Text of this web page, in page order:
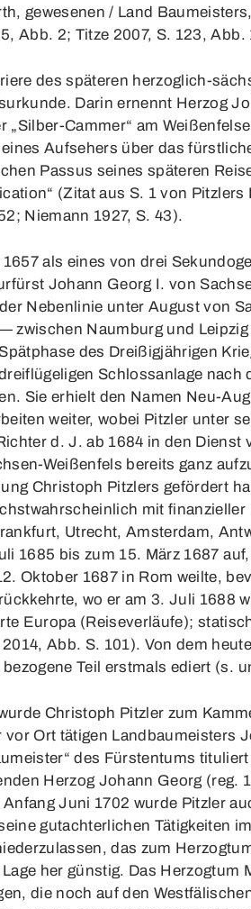
gewesenen / Land
Abb. 2; Titze 2007, S. 123, Abb.
des späteren herzoglich-
Darin ernennt Herzog
„Silber-Cammer“ am
Aufsehers über das
Passus seines späteren
(Zitat aus S. 1 von
Niemann 1927, S. 43).
als eines von drei
Johann Georg I. von
Nebenlinie unter August von
zwischen Naumburg und
des Dreißigjährigen
Schlossanlage
Sie erhielt den Namen Neu-
weiter, wobei Pitzler unter
d. J. ab 1684 in den
Weißenfels bereits ganz
Christoph Pitzlers gefördert
mit
Utrecht, Amsterdam,
1685 bis zum 15. März 1687
Oktober 1687 in Rom weilte,
wo er am 3. Juli 1688
Europa (Reiseverläufe);
Abb. S. 101). Von dem
Teil erstmals ediert (s.
Christoph Pitzler zum
Ort tätigen Landbaumeisters
des Fürstentums
Herzog Johann Georg
Juni 1702 wurde Pitzler
gutachterlichen Tätigkeiten
das zum
her günstig. Das
die noch auf den